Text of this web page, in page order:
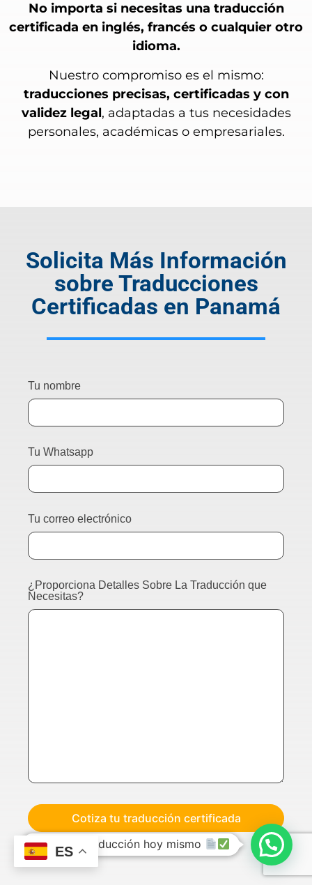
No importa si necesitas una traducción
certificada en inglés, francés o cualquier otro
idioma.
Nuestro compromiso es el mismo:
traducciones precisas, certificadas y con
validez legal, adaptadas a tus necesidades
personales, académicas o empresariales.
Solicita Más Información
sobre Traducciones
Certificadas en Panamá
Tu nombre
Tu Whatsapp
Tu correo electrónico
¿Proporciona Detalles Sobre La Traducción que
Necesitas?
ES
Cotiza tu traducción hoy mismo